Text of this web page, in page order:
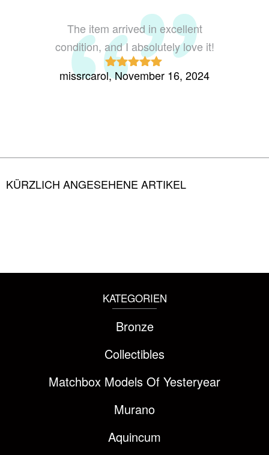
The item arrived in excellent
condition, and I absolutely love it!
Rated5out
missrcarol, November 16, 2024
KÜRZLICH ANGESEHENE ARTIKEL
KATEGORIEN
Bronze
Collectibles
Matchbox Models Of Yesteryear
Murano
Aquincum